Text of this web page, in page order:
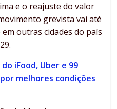
e o reajuste do valor
grevista vai até
outras cidades do país
iFood, Uber e 99
melhores condições